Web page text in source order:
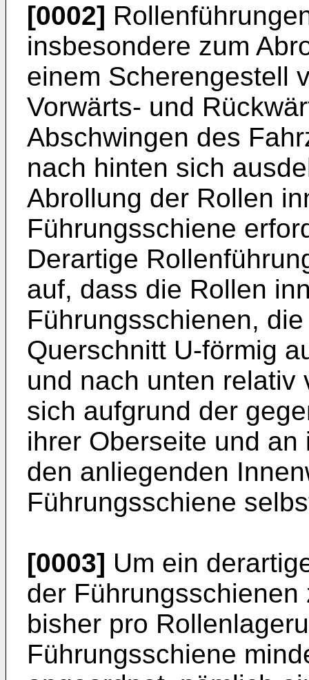
[0002]
insbesondere zum
einem Scherengestell
Vorwärts- und
Abschwingen des
nach hinten sich
Abrollung der Rollen
Führungsschiene
Derartige
auf, dass die Rollen
Führungsschienen,
Querschnitt U-förmig
und nach unten relativ
sich aufgrund der
ihrer Oberseite und
den anliegenden
Führungsschiene
[0003] Um ein
der
bisher pro
Führungsschiene